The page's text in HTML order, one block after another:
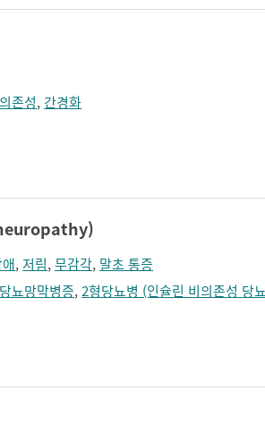
존성, 간경화
, 저림,무감각, 말초 통증
당뇨망막병증,2형당뇨병 (인슐린 비의존성 당